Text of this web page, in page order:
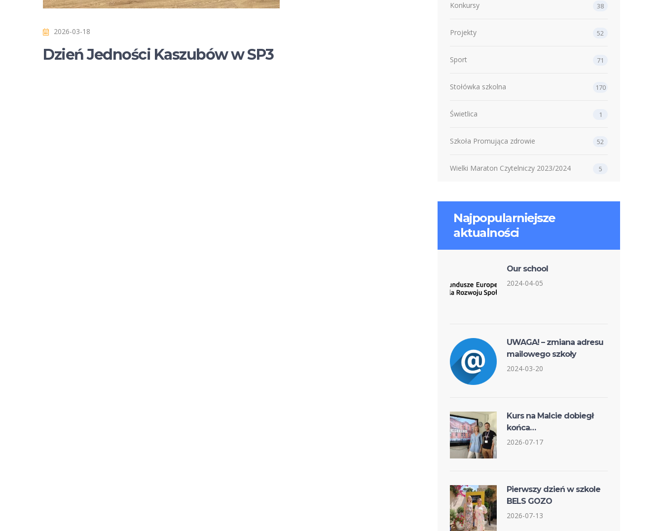
2026-03-18
Dzień Jedności Kaszubów w SP3
Konkursy 38
Projekty 52
Sport 71
Stołówka szkolna 170
Świetlica 1
Szkoła Promująca zdrowie 52
Wielki Maraton Czytelniczy 2023/2024 5
Najpopularniejsze
aktualności
Our school
2024-04-05
UWAGA! – zmiana adresu
mailowego szkoły
2024-03-20
Kurs na Malcie dobiegł
końca…
2026-07-17
Pierwszy dzień w szkole
BELS GOZO
2026-07-13